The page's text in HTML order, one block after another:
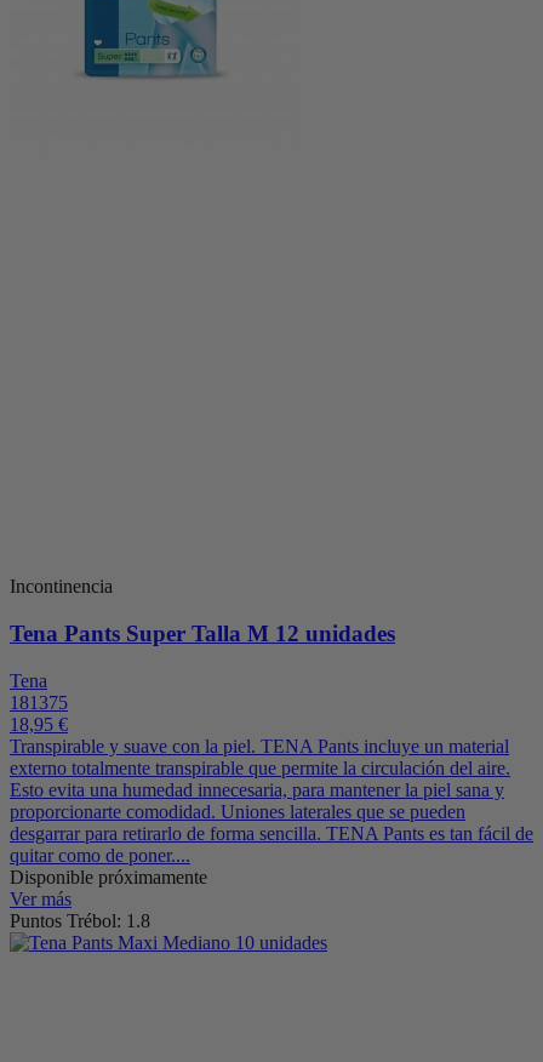
Incontinencia
Tena Pants Super Talla M 12 unidades
Tena
181375
18,95 €
Transpirable y suave con la piel. TENA Pants incluye un material
externo totalmente transpirable que permite la circulación del aire.
Esto evita una humedad innecesaria, para mantener la piel sana y
proporcionarte comodidad. Uniones laterales que se pueden
desgarrar para retirarlo de forma sencilla. TENA Pants es tan fácil de
quitar como de poner....
Disponible próximamente
Ver más
Puntos Trébol: 1.8